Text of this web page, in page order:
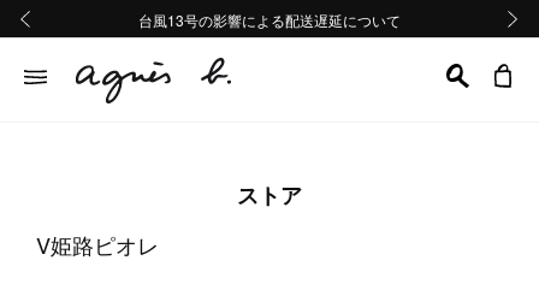
熊本地域地震の影響による配送遅延について
Summer Sale 2buy10%OFF!!
台風13号の影響による配送遅延について
熊本地域地震の影響による配送遅延について
Summer Sale 2buy10%OFF!!
ストア
V姫路ピオレ